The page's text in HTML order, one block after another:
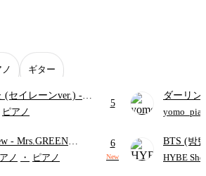
ノ ギター
(セイレーンver.) -
(CV.鈴木みのり)
ル付き/『映画ちい
の島のひみつ』よ
ピアノ
- Mrs.GREEN
ノ ・ ピアノ
5
ダーリン
APPLE (
6
New
BTS (방
HYBE